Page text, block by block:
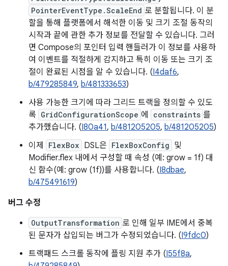
PointerEventType.ScaleEnd 로 분할됩니다. 이 분
할을 통해 플랫폼에서 해석한 이동 및 크기 조절 동작의
시작과 끝에 관한 추가 정보를 전달할 수 있습니다. 그러
면 Compose의 포인터 입력 핸들러가 이 정보를 사용하
여 이벤트를 적절하게 감지하고 특히 이동 또는 크기 조
절이 완료된 시점을 알 수 있습니다. (I4daf6,
b/479285849, b/481333653)
사용 가능한 크기에 따라 그리드 트랙을 정의할 수 있도
록 GridConfigurationScope 에 constraints 를
추가했습니다. (I80a41, b/481205205, b/481205205)
이제
FlexBox DSL은 FlexBoxConfig 및
Modifier.flex 내에서 구성할 때 속성 (예: grow = 1f) 대
신 함수(예: grow (1f))를 사용합니다. (I8dbae,
b/475491619)
버그 수정
OutputTransformation 로 인해 일부 IME에서 중복
된 문자가 삽입되는 버그가 수정되었습니다. (I9fdc0)
트랙패드 스크롤 동작에 플링 지원 추가 (I55f8a,